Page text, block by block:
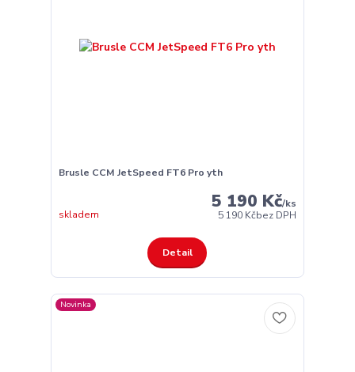
Brusle CCM JetSpeed FT6 Pro yth
5 190 Kč/ks
5 190 Kčbez DPH
skladem
Detail
Novinka